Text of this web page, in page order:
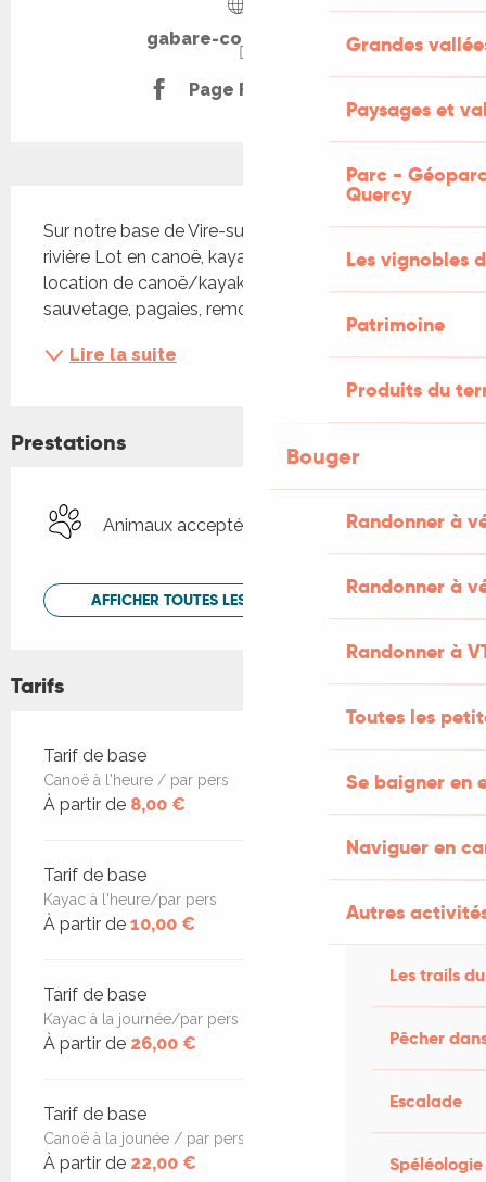
Grandes
Paysages et
Parc -
Quercy
Les vignobles
Patrimoine
Produits du
Bouger
Randonner à
Randonner à
Randonner à
Toutes les
Se baigner en
Naviguer en
Autres
Les trails
Pêcher
Escalade
Spéléologie
gabare-copeyre.com
Page Facebook
Sur notre base de Vire-sur-Lot, venez découvrir la
rivière Lot en canoë, kayak ou en paddle. La
location de canoë/kayak comprend gilets de
sauvetage, pagaies, remontée en bus.
Lire la suite
Prestations
Animaux acceptés
AFFICHER TOUTES LES PRESTATIONS
Tarifs
Tarifs 2026
Tarif de base
Canoë à l'heure / par pers
À partir de 8,00 €
Tarif de base
Kayac à l'heure/par pers
À partir de 10,00 €
Tarif de base
Kayac à la journée/par pers
À partir de 26,00 €
Tarif de base
Canoë à la jounée / par pers
À partir de 22,00 €